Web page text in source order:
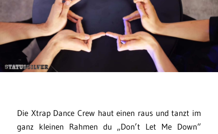
Die Xtrap Dance Crew haut einen raus und tanzt im
ganz kleinen Rahmen du „Don’t Let Me Down“